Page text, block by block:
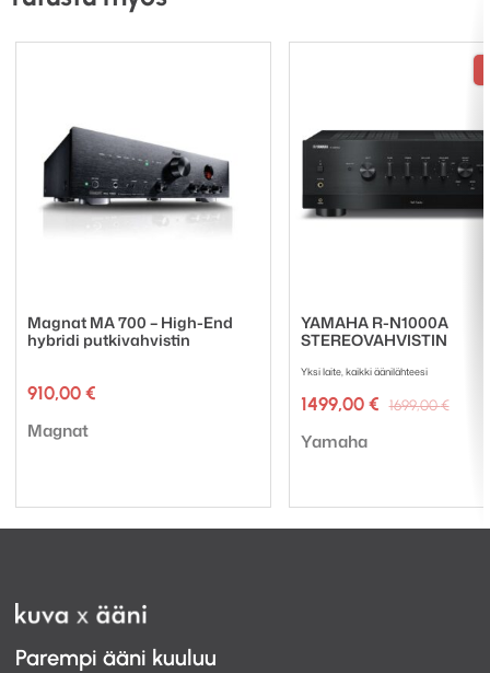
AXA25 stereovahvistin
Virtakaapeli
Magnat MA 700 – High-End
hybridi putkivahvistin
910,00 €
Tuotemerkki:
Magnat
YAMAHA R-N1000A
STEREOVAHVISTIN
Yksi laite, kaikki äänilähteesi
1699,00€
1499,00 €
Tuotemerkki:
Yamaha
Parempi ääni kuuluu